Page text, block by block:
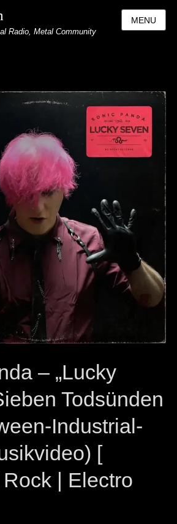
Radio, Metal Community
MENU
– „Lucky
Todsünden
Industrial-
[
| Electro